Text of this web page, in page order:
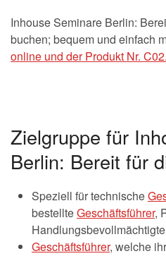
Inhouse Seminare Berlin:
buchen; bequem und einfach
online und der Produkt Nr. C02.
Zielgruppe für
Berlin: Bereit für
Speziell für technische
bestellteGeschäftsführer,
Geschäftsführer, welche